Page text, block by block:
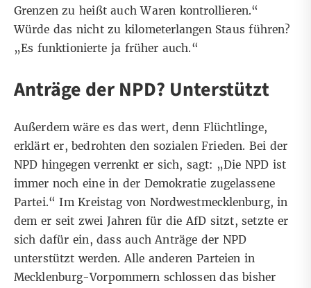
Grenzen zu heißt auch Waren kontrollieren.“
Würde das nicht zu kilometerlangen Staus führen?
„Es funktionierte ja früher auch.“
Anträge der NPD? Unterstützt
Außerdem wäre es das wert, denn Flüchtlinge,
erklärt er, bedrohten den sozialen Frieden. Bei der
NPD hingegen verrenkt er sich, sagt: „Die NPD ist
immer noch eine in der Demokratie zugelassene
Partei.“ Im Kreistag von Nordwestmecklenburg, in
dem er seit zwei Jahren für die AfD sitzt, setzte er
sich dafür ein, dass auch Anträge der NPD
unterstützt werden. Alle anderen Parteien in
Mecklenburg-Vorpommern schlossen das bisher